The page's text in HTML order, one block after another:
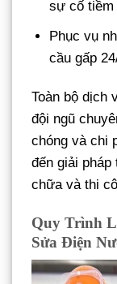
sự cố tiềm
Phục vụ
cầu gấp
Toàn bộ dịch
đội ngũ
chóng và chi
đến giải
chữa và thi
Quy Trình
Sửa Điện